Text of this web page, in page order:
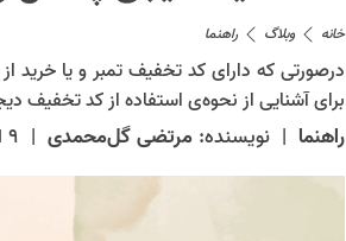
خانه وبلاگ راهنما
درصورتی که دارای کد تخفیف تمبر و یا خرید
برای آشنایی از نحوه‌ی استفاده از کد تخفیف
راهنما | نویسنده: مرتضی گل‌محمدی | ۹ اردیبهشت ۱۴۰۱